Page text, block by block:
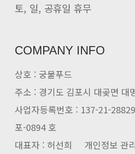
토, 일, 공휴일 휴무
COMPANY INFO
상호 : 궁물푸드
주소 : 경기도 김포시 대곶면 대
사업자등록번호 : 137-21-28829
포-0894 호
대표자 : 허선희 개인정보 관